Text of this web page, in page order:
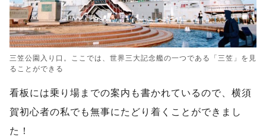
三笠公園入り口。ここでは、世界三大記念艦の一つである「三笠」を見
ることができる
看板には乗り場までの案内も書かれているので、横須
賀初心者の私でも無事にたどり着くことができまし
た！